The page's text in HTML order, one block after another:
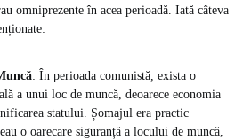
omniprezente în acea perioadă. Iată câteva
: În perioada comunistă, exista o
a unui loc de muncă, deoarece economia
statului. Șomajul era practic
o oarecare siguranță a locului de muncă,